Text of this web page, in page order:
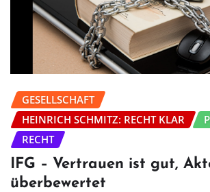
GESELLSCHAFT
HEINRICH SCHMITZ: RECHT KLAR
RECHT
IFG – Vertrauen ist gut,
überbewertet